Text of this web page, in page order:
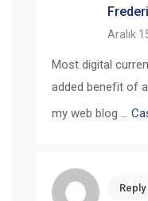
Aralık
Most digital
added benefit of
my web blog …
Reply